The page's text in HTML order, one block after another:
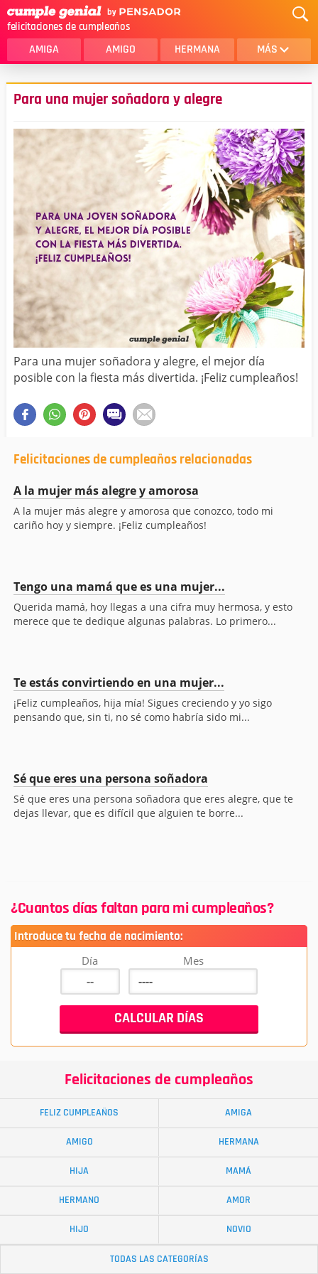
felicitaciones de cumpleaños
AMIGA AMIGO HERMANA MÁS
MAMA
AMOR
SOBRINA
HIJA
HERMANO
HIJO
NOVIA
ESPOSO
PAPA
HOMBRE
TIA
CUÑADA
ALGUIEN ESPECIAL
PRIMO
TODAS LAS CATEGORÍAS
Para una mujer soñadora y alegre
Para una mujer soñadora y alegre, el mejor día
posible con la fiesta más divertida. ¡Feliz cumpleaños!
Felicitaciones de cumpleaños relacionadas
A la mujer más alegre y amorosa
A la mujer más alegre y amorosa que conozco, todo mi
cariño hoy y siempre. ¡Feliz cumpleaños!
Tengo una mamá que es una mujer...
Querida mamá, hoy llegas a una cifra muy hermosa, y esto
merece que te dedique algunas palabras. Lo primero...
Te estás convirtiendo en una mujer...
¡Feliz cumpleaños, hija mía! Sigues creciendo y yo sigo
pensando que, sin ti, no sé como habría sido mi...
Sé que eres una persona soñadora
Sé que eres una persona soñadora que eres alegre, que te
dejas llevar, que es difícil que alguien te borre...
¿Cuantos días faltan para mi cumpleaños?
Introduce tu fecha de nacimiento:
Día Mes
Felicitaciones de cumpleaños
FELIZ CUMPLEAÑOS AMIGA
AMIGO HERMANA
HIJA MAMÁ
HERMANO AMOR
HIJO NOVIO
TODAS LAS CATEGORÍAS